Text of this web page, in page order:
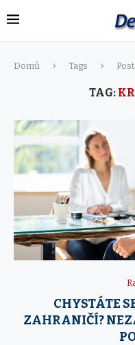
Domů Tags
TAG:
CHYSTÁTE
ZAHRANIČÍ?